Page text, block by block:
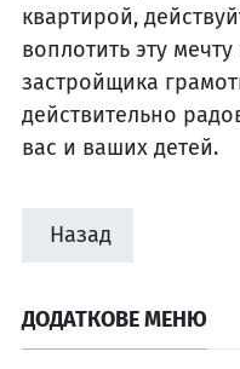
квартирой,
воплотить эту
застройщика
действительно
вас и ваших детей.
Назад
ДОДАТКОВЕ МЕНЮ